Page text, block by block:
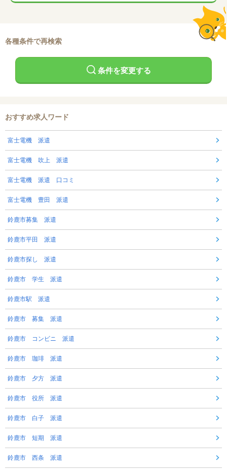
各種条件で再検索
条件を変更する
おすすめ求人ワード
富士電機 派遣
富士電機 吹上 派遣
富士電機 派遣 口コミ
富士電機 豊田 派遣
鈴鹿市募集 派遣
鈴鹿市平田 派遣
鈴鹿市探し 派遣
鈴鹿市 学生 派遣
鈴鹿市駅 派遣
鈴鹿市 募集 派遣
鈴鹿市 コンビニ 派遣
鈴鹿市 珈琲 派遣
鈴鹿市 夕方 派遣
鈴鹿市 役所 派遣
鈴鹿市 白子 派遣
鈴鹿市 短期 派遣
鈴鹿市 西条 派遣